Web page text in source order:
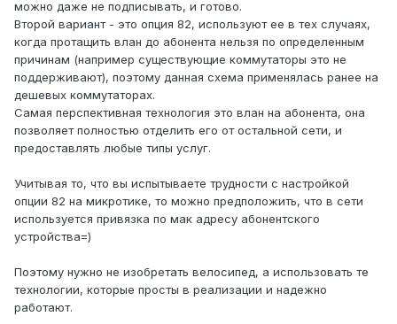
можно даже не подписывать, и готово.
Второй вариант - это опция 82, используют ее в тех случаях,
когда протащить влан до абонента нельзя по определенным
причинам (например существующие коммутаторы это не
поддерживают), поэтому данная схема применялась ранее на
дешевых коммутаторах.
Самая перспективная технология это влан на абонента, она
позволяет полностью отделить его от остальной сети, и
предоставлять любые типы услуг.
Учитывая то, что вы испытываете трудности с настройкой
опции 82 на микротике, то можно предположить, что в сети
используется привязка по мак адресу абонентского
устройства=)
Поэтому нужно не изобретать велосипед, а использовать те
технологии, которые просты в реализации и надежно
работают.